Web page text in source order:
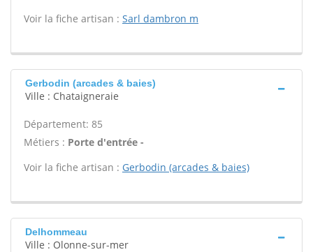
Voir la fiche artisan : Sarl dambron m
Gerbodin (arcades & baies)
Ville : Chataigneraie
Département: 85
Métiers : Porte d'entrée -
Voir la fiche artisan : Gerbodin (arcades & baies)
Delhommeau
Ville : Olonne-sur-mer